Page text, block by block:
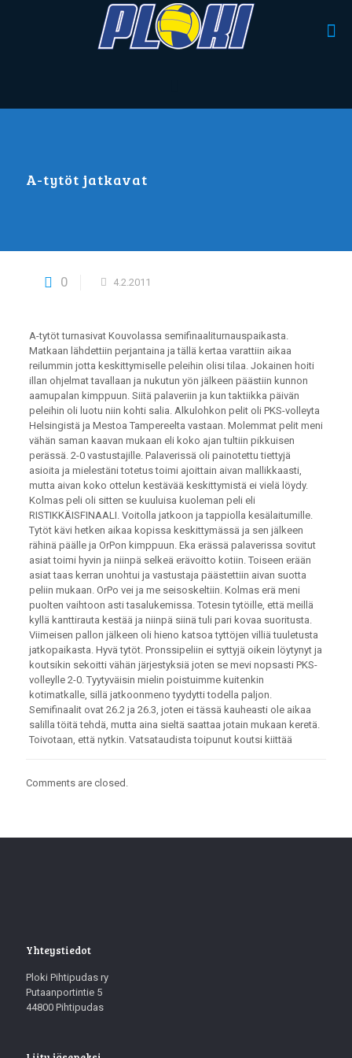
A-tytöt jatkavat
0 4.2.2011
A-tytöt turnasivat Kouvolassa semifinaaliturnauspaikasta.
Matkaan lähdettiin perjantaina ja tällä kertaa varattiin aikaa
reilummin jotta keskittymiselle peleihin olisi tilaa. Jokainen hoiti
illan ohjelmat tavallaan ja nukutun yön jälkeen päästiin kunnon
aamupalan kimppuun. Siitä palaveriin ja kun taktiikka päivän
peleihin oli luotu niin kohti salia. Alkulohkon pelit oli PKS-volleyta
Helsingistä ja Mestoa Tampereelta vastaan. Molemmat pelit meni
vähän saman kaavan mukaan eli koko ajan tultiin pikkuisen
perässä. 2-0 vastustajille. Palaverissä oli painotettu tiettyjä
asioita ja mielestäni totetus toimi ajoittain aivan mallikkaasti,
mutta aivan koko ottelun kestävää keskittymistä ei vielä löydy.
Kolmas peli oli sitten se kuuluisa kuoleman peli eli
RISTIKKÄISFINAALI. Voitolla jatkoon ja tappiolla kesälaitumille.
Tytöt kävi hetken aikaa kopissa keskittymässä ja sen jälkeen
rähinä päälle ja OrPon kimppuun. Eka erässä palaverissa sovitut
asiat toimi hyvin ja niinpä selkeä erävoitto kotiin. Toiseen erään
asiat taas kerran unohtui ja vastustaja päästettiin aivan suotta
peliin mukaan. OrPo vei ja me seisoskeltiin. Kolmas erä meni
puolten vaihtoon asti tasalukemissa. Totesin tytöille, että meillä
kyllä kanttirauta kestää ja niinpä siinä tuli pari kovaa suoritusta.
Viimeisen pallon jälkeen oli hieno katsoa tyttöjen villiä tuuletusta
jatkopaikasta. Hyvä tytöt. Pronssipeliin ei syttyjä oikein löytynyt ja
koutsikin sekoitti vähän järjestyksiä joten se mevi nopsasti PKS-
volleylle 2-0. Tyytyväisin mielin poistuimme kuitenkin
kotimatkalle, sillä jatkoonmeno tyydytti todella paljon.
Semifinaalit ovat 26.2 ja 26.3, joten ei tässä kauheasti ole aikaa
salilla töitä tehdä, mutta aina sieltä saattaa jotain mukaan keretä.
Toivotaan, että nytkin. Vatsataudista toipunut koutsi kiittää
Comments are closed.
Yhteystiedot
Ploki Pihtipudas ry
Putaanportintie 5
44800 Pihtipudas